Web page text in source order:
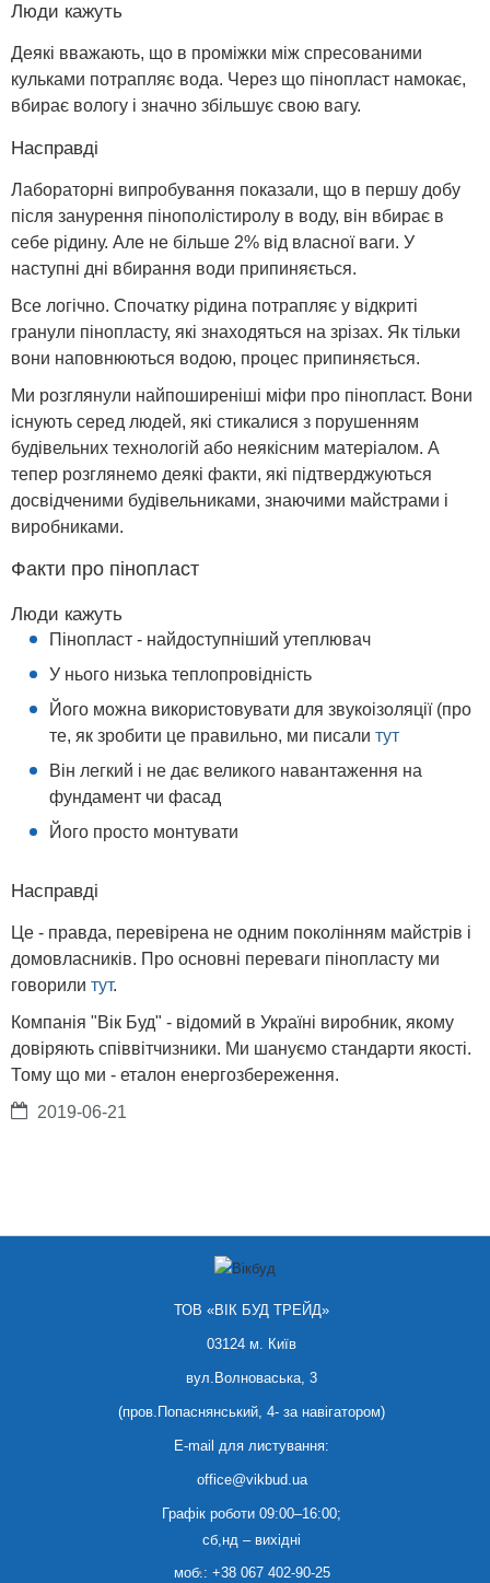
Люди кажуть
Деякі вважають, що в проміжки між спресованими
кульками потрапляє вода. Через що пінопласт намокає,
вбирає вологу і значно збільшує свою вагу.
Насправді
Лабораторні випробування показали, що в першу добу
після занурення пінополістиролу в воду, він вбирає в
себе рідину. Але не більше 2% від власної ваги. У
наступні дні вбирання води припиняється.
Все логічно. Спочатку рідина потрапляє у відкриті
гранули пінопласту, які знаходяться на зрізах. Як тільки
вони наповнюються водою, процес припиняється.
Ми розглянули найпоширеніші міфи про пінопласт. Вони
існують серед людей, які стикалися з порушенням
будівельних технологій або неякісним матеріалом. А
тепер розглянемо деякі факти, які підтверджуються
досвідченими будівельниками, знаючими майстрами і
виробниками.
Факти про пінопласт
Люди кажуть
Пінопласт - найдоступніший утеплювач
У нього низька теплопровідність
Його можна використовувати для звукоізоляції (про
те, як зробити це правильно, ми писали тут
Він легкий і не дає великого навантаження на
фундамент чи фасад
Його просто монтувати
Насправді
Це - правда, перевірена не одним поколінням майстрів і
домовласників. Про основні переваги пінопласту ми
говорили тут.
Компанія "Вiк Буд" - відомий в Україні виробник, якому
довіряють співвітчизники. Ми шануємо стандарти якості.
Тому що ми - еталон енергозбереження.
2019-06-21
ТОВ «ВІК БУД ТРЕЙД»
03124 м. Київ
вул.Волноваська, 3
(пров.Попаснянський, 4- за навігатором)
E-mail для листування:
office@vikbud.ua
Графік роботи 09:00–16:00;
сб,нд – вихідні
моб.: +38 067 402-90-25